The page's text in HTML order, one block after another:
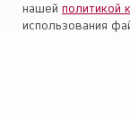
Mega Smart
Политика
Персональные
нашей политикой
использования